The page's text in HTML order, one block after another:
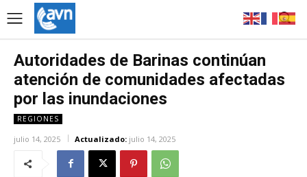
Autoridades de Barinas continúan
atención de comunidades afectadas
por las inundaciones
REGIONES
julio 14, 2025 Actualizado: julio 14, 2025